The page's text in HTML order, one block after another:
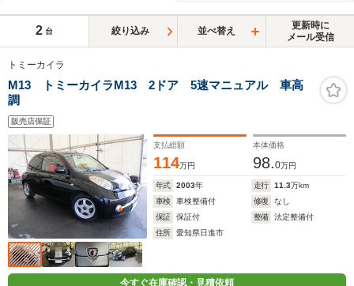
2 台 絞り込み 並べ替え
更新時に
メール受信
トミーカイラ
M13 トミーカイラM13 2ドア 5速マニュアル 車高
調
販売店保証
支払総額
114万円
本体価格
98.0万円
年式 2003年 走行 11.3万km
車検
車検整備付 修復
なし
保証
保証付 整備
法定整備付
住所
愛知県日進市
今すぐ在庫確認・見積依頼